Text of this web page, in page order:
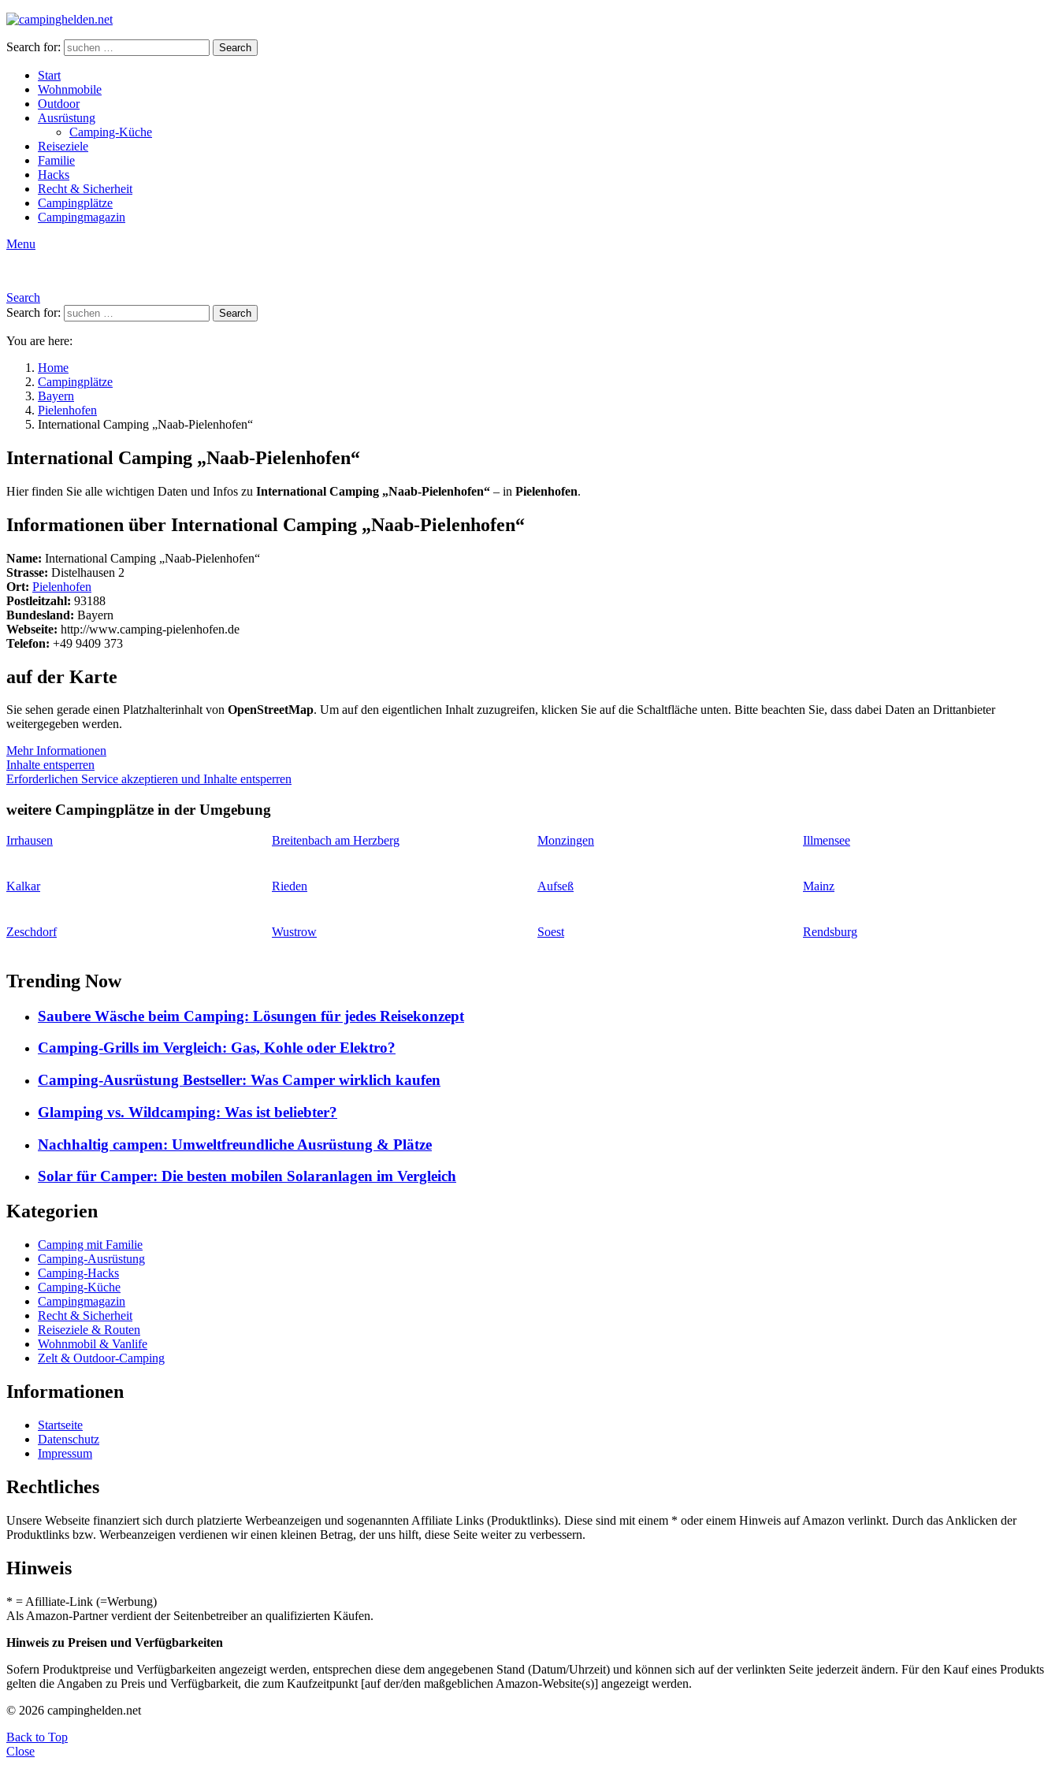
Search for: Search
Start
Wohnmobile
Outdoor
Ausrüstung
Camping-Küche
Reiseziele
Familie
Hacks
Recht & Sicherheit
Campingplätze
Campingmagazin
Menu
Search
Search for:
Search
You are here:
Home
Campingplätze
Bayern
Pielenhofen
International Camping „Naab-Pielenhofen“
International Camping „Naab-Pielenhofen“
Hier finden Sie alle wichtigen Daten und Infos zu International Camping „Naab-Pielenhofen“ – in Pielenhofen.
Informationen über International Camping „Naab-Pielenhofen“
Name: International Camping „Naab-Pielenhofen“
Strasse: Distelhausen 2
Ort: Pielenhofen
Postleitzahl: 93188
Bundesland: Bayern
Webseite: http://www.camping-pielenhofen.de
Telefon: +49 9409 373
auf der Karte
Sie sehen gerade einen Platzhalterinhalt von OpenStreetMap. Um auf den eigentlichen Inhalt zuzugreifen, klicken Sie auf die Schaltfläche unten. Bitte beachten Sie, dass dabei Daten an Drittanbieter
weitergegeben werden.
Mehr Informationen
Inhalte entsperren
Erforderlichen Service akzeptieren und Inhalte entsperren
weitere Campingplätze in der Umgebung
Irrhausen Breitenbach am Herzberg Monzingen Illmensee
Kalkar Rieden Aufseß Mainz
Zeschdorf Wustrow Soest Rendsburg
Trending Now
Saubere Wäsche beim Camping: Lösungen für jedes Reisekonzept
Camping-Grills im Vergleich: Gas, Kohle oder Elektro?
Camping-Ausrüstung Bestseller: Was Camper wirklich kaufen
Glamping vs. Wildcamping: Was ist beliebter?
Nachhaltig campen: Umweltfreundliche Ausrüstung & Plätze
Solar für Camper: Die besten mobilen Solaranlagen im Vergleich
Kategorien
Camping mit Familie
Camping-Ausrüstung
Camping-Hacks
Camping-Küche
Campingmagazin
Recht & Sicherheit
Reiseziele & Routen
Wohnmobil & Vanlife
Zelt & Outdoor-Camping
Informationen
Startseite
Datenschutz
Impressum
Rechtliches
Unsere Webseite finanziert sich durch platzierte Werbeanzeigen und sogenannten Affiliate Links (Produktlinks). Diese sind mit einem * oder einem Hinweis auf Amazon verlinkt. Durch das Anklicken der
Produktlinks bzw. Werbeanzeigen verdienen wir einen kleinen Betrag, der uns hilft, diese Seite weiter zu verbessern.
Hinweis
* = Afilliate-Link (=Werbung)
Als Amazon-Partner verdient der Seitenbetreiber an qualifizierten Käufen.
Hinweis zu Preisen und Verfügbarkeiten
Sofern Produktpreise und Verfügbarkeiten angezeigt werden, entsprechen diese dem angegebenen Stand (Datum/Uhrzeit) und können sich auf der verlinkten Seite jederzeit ändern. Für den Kauf eines Produkts
gelten die Angaben zu Preis und Verfügbarkeit, die zum Kaufzeitpunkt [auf der/den maßgeblichen Amazon-Website(s)] angezeigt werden.
© 2026 campinghelden.net
Back to Top
Close